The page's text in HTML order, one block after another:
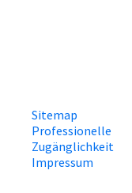
Sitemap
Professionelle
Zugänglichkeit
Impressum